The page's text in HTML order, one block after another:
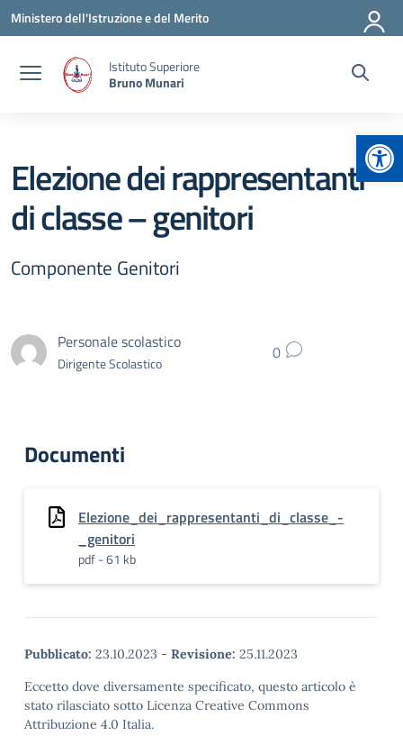
Vai ai contenuti
Vai al menu di navigazione
Vai al footer
Ministero dell'Istruzione e del Merito
Istituto Superiore
Bruno Munari
Elezione dei rappresentanti
di classe – genitori
Componente Genitori
Personale scolastico
Dirigente Scolastico 0
Documenti
Elezione_dei_rappresentanti_di_classe_-
_genitori
pdf - 61 kb
Pubblicato: 23.10.2023 - Revisione: 25.11.2023
Eccetto dove diversamente specificato, questo articolo è
stato rilasciato sotto Licenza Creative Commons
Attribuzione 4.0 Italia.